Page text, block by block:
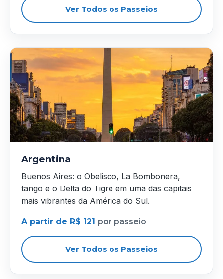
Ver Todos os Passeios
Argentina
Buenos Aires: o Obelisco, La Bombonera,
tango e o Delta do Tigre em uma das capitais
mais vibrantes da América do Sul.
A partir de R$ 121 por passeio
Ver Todos os Passeios